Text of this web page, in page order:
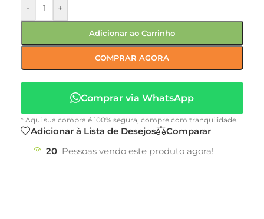
- +
Adicionar ao Carrinho
COMPRAR AGORA
Comprar via WhatsApp
* Aqui sua compra é 100% segura, compre com tranquilidade.
Adicionar à Lista de Desejos
Comparar
20 Pessoas vendo este produto agora!